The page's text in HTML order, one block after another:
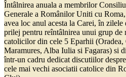
Întâlnirea anuala a membrilor
Generale a Românilor Uniti cu
avea loc anul acesta la Carei, în
prilej pentru reîntâlnirea unui grup de
catolicilor din cele 5 Eparhii
Maramures, Alba Iulia si Fagaras) si
într-un cadru dedicat discutiilor
cele mai vechi asociatii catolice din